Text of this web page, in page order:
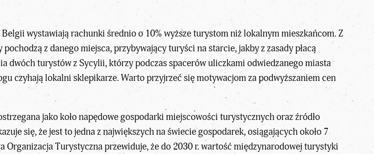
wystawiają rachunki średnio o 10% wyższe turystom niż lokalnym mieszkańcom. Z
z danego miejsca, przybywający turyści na starcie, jakby z zasady płacą
dwóch turystów z Sycylii, którzy podczas spacerów uliczkami odwiedzanego miasta
czyhają lokalni sklepikarze. Warto przyjrzeć się motywacjom za podwyższaniem cen
jako koło napędowe gospodarki miejscowości turystycznych oraz źródło
się, że jest to jedna z największych na świecie gospodarek, osiągających około 7
Turystyczna przewiduje, że do 2030 r. wartość międzynarodowej turystyki